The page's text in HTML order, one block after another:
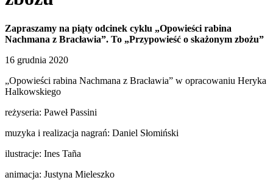
Zapraszamy na piąty odcinek cyklu „Opowieści rabina
Nachmana z Bracławia”. To „Przypowieść o skażonym zbożu”
16 grudnia 2020
„Opowieści rabina Nachmana z Bracławia” w opracowaniu Heryka
Halkowskiego
reżyseria: Paweł Passini
muzyka i realizacja nagrań: Daniel Słomiński
ilustracje: Ines Taña
animacja: Justyna Mieleszko